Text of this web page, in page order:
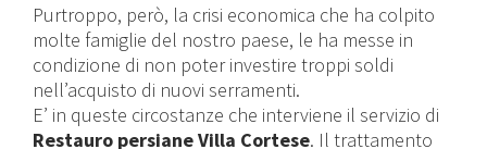
Purtroppo, però, la crisi economica che ha colpito
molte famiglie del nostro paese, le ha messe in
condizione di non poter investire troppi soldi
nell’acquisto di nuovi serramenti.
E’ in queste circostanze che interviene il servizio di
Restauro persiane Villa Cortese. Il trattamento